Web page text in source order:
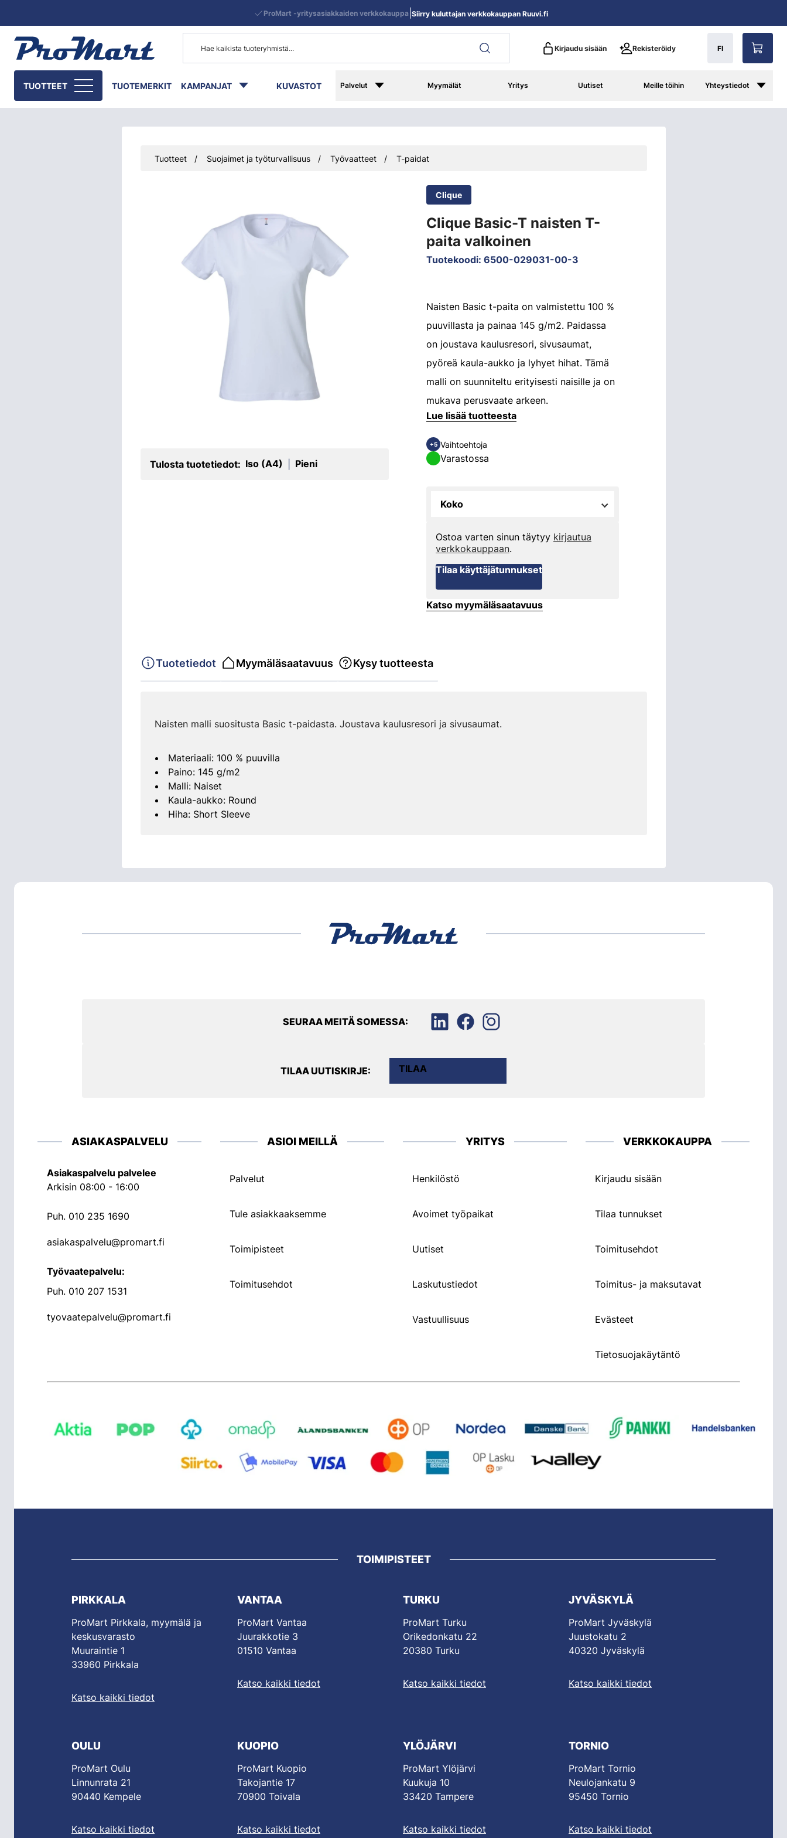
Kirjaudu sisään Rekisteröidy FI
TUOTTEET TUOTEMERKIT KAMPANJAT KUVASTOT Palvelut Myymälät Yritys Uutiset Meille töihin Yhteystiedot
ProMart -yritysasiakkaiden verkkokauppa| Siirry kuluttajan verkkokauppan Ruuvi.fi
Tuotteet Suojaimet ja työturvallisuus Työvaatteet T-paidat
Clique
Clique Basic-T naisten T-
paita valkoinen
Tuotekoodi: 6500-029031-00-3
Tulosta tuotetiedot: Iso (A4) Pieni
Naisten Basic t-paita on valmistettu 100 %
puuvillasta ja painaa 145 g/m2. Paidassa
on joustava kaulusresori, sivusaumat,
pyöreä kaula-aukko ja lyhyet hihat. Tämä
malli on suunniteltu erityisesti naisille ja on
mukava perusvaate arkeen.
Lue lisää tuotteesta
+5 Vaihtoehtoja
Varastossa
Koko
Ostoa varten sinun täytyy kirjautua
verkkokauppaan.
Tilaa käyttäjätunnukset
Katso myymäläsaatavuus
Tuotetiedot Myymäläsaatavuus Kysy tuotteesta
Naisten malli suositusta Basic t-paidasta. Joustava kaulusresori ja sivusaumat.
Materiaali: 100 % puuvilla
Paino: 145 g/m2
Malli: Naiset
Kaula-aukko: Round
Hiha: Short Sleeve
SEURAA MEITÄ SOMESSA:
TILAA UUTISKIRJE: TILAA
ASIAKASPALVELU
Asiakaspalvelu palvelee
Arkisin 08:00 - 16:00
Puh. 010 235 1690
asiakaspalvelu@promart.fi
Työvaatepalvelu:
Puh. 010 207 1531
tyovaatepalvelu@promart.fi
ASIOI MEILLÄ
Palvelut
Tule asiakkaaksemme
Toimipisteet
Toimitusehdot
YRITYS
Henkilöstö
Avoimet työpaikat
Uutiset
Laskutustiedot
Vastuullisuus
VERKKOKAUPPA
Kirjaudu sisään
Tilaa tunnukset
Toimitusehdot
Toimitus- ja maksutavat
Evästeet
Tietosuojakäytäntö
TOIMIPISTEET
PIRKKALA
ProMart Pirkkala, myymälä ja
keskusvarasto
Muuraintie 1
33960 Pirkkala
Katso kaikki tiedot
VANTAA
ProMart Vantaa
Juurakkotie 3
01510 Vantaa
Katso kaikki tiedot
TURKU
ProMart Turku
Orikedonkatu 22
20380 Turku
Katso kaikki tiedot
JYVÄSKYLÄ
ProMart Jyväskylä
Juustokatu 2
40320 Jyväskylä
Katso kaikki tiedot
OULU
ProMart Oulu
Linnunrata 21
90440 Kempele
Katso kaikki tiedot
KUOPIO
ProMart Kuopio
Takojantie 17
70900 Toivala
Katso kaikki tiedot
YLÖJÄRVI
ProMart Ylöjärvi
Kuukuja 10
33420 Tampere
Katso kaikki tiedot
TORNIO
ProMart Tornio
Neulojankatu 9
95450 Tornio
Katso kaikki tiedot